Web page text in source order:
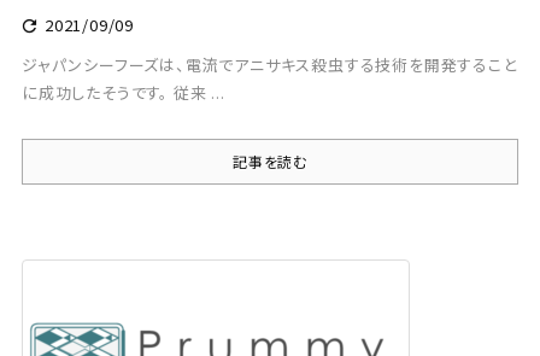
 2021/09/09
ジャパンシーフーズは、電流でアニサキス殺虫する技術を開発すること
に成功したそうです。 従来 ...
記事を読む